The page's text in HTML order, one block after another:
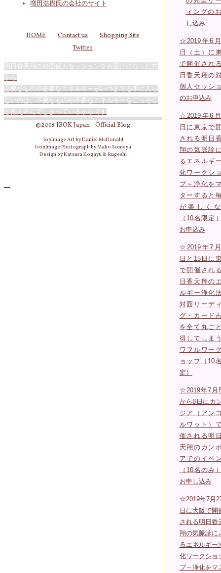
ィングの
し込み
☆2019年6
日（土）に
で開催され
日香天翔の
個人セッシ
のお申込み
☆2019年6
日に東京で
される明日
翔の気脈診
るエネルギ
化ワークシ
プ～浄化を
ターすると
が楽しく
（10名限定
お申込み
☆2019年7
日と15日に
で開催され
日香天翔の
ルギー浄化
対面リーデ
グ・カード
を全て丸ご
得してしま
ワフルワー
ョップ（10
定）
☆2019年7月
から8日にカ
ジア（アン
ルワット）
催される明
天翔のカン
アでのイベ
（10名のみ
お申し込み
☆2019年7月
日に大阪で開
される明日香
翔の気脈診に
るエネルギー
化ワークショ
プ～浄化をマ
増田浩樹氏の会社のサイト
HOME Contact us
Shopping Site
Twitter
明日香天翔の対面個人セッションをお受けになった方
から
必要なものや必要なエネルギーがいつまでも手に入ら
ないのは、不要なものや不要なエネルギーをごっそり
と抱え込んでしまっているからです
©2018 IBOK Japan - Official Blog
TopImage Art by Daniel McDonald
IconImage Photograph by Maho Someya
Design by Katsura Kogayu & Rugeshi